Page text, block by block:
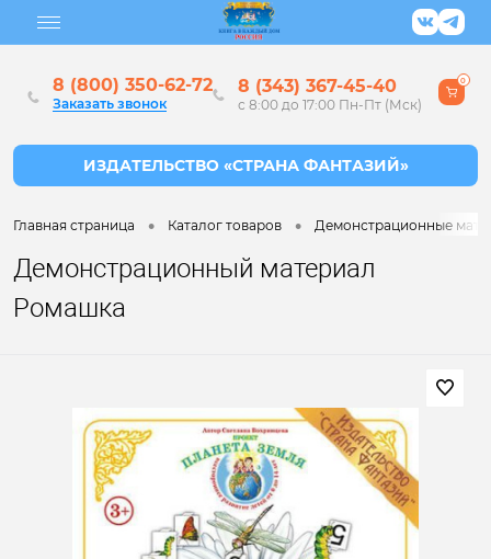
8 (800) 350-62-72
Заказать звонок
8 (343) 367-45-40
с 8:00 до 17:00 Пн-Пт (Мск)
0
Главная страница • Каталог товаров • Демонстрационные
Демонстрационный материал
Ромашка